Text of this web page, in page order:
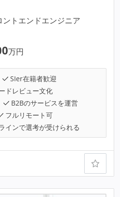
ントエンドエンジニア
万円
SIer在籍者歓迎
ドレビュー文化
B2Bのサービスを運営
フルリモート可
インで選考が受けられる